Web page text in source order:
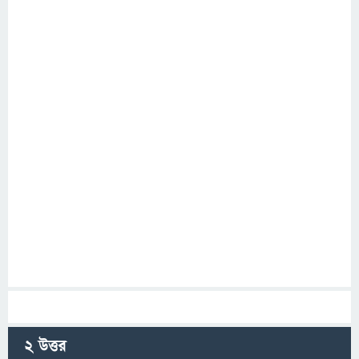
2উত্তর